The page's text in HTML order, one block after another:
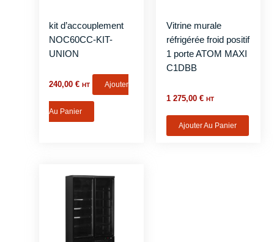
kit d’accouplement
NOC60CC-KIT-
UNION
240,00€ HT Ajouter
Au Panier
Vitrine murale
réfrigérée froid positif
1 porte ATOM MAXI
C1DBB
1 275,00 € HT
Ajouter Au Panier